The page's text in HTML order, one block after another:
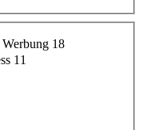
18
11